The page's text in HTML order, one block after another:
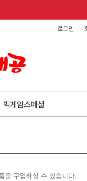
로그인
빅게임스페셜
을 구입하실 수 있습니다.